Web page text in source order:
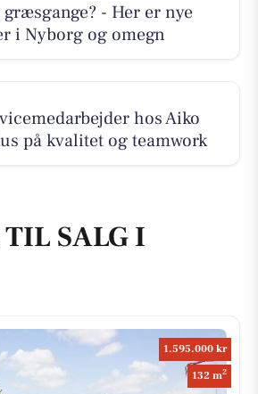
- Her er nye
i Nyborg og omegn
hos Aiko
på kvalitet og teamwork
SALG I
1.595.000 kr
132 m2